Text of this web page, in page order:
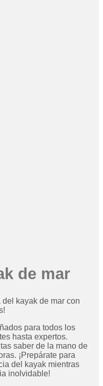
de mar
kayak de mar con
para todos los
hasta expertos.
saber de la mano de
¡Prepárate para
del kayak mientras
inolvidable!